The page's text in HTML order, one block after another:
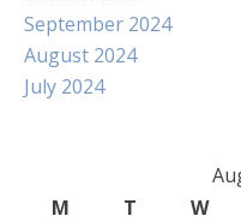
September 2024
August 2024
July 2024
M
T W